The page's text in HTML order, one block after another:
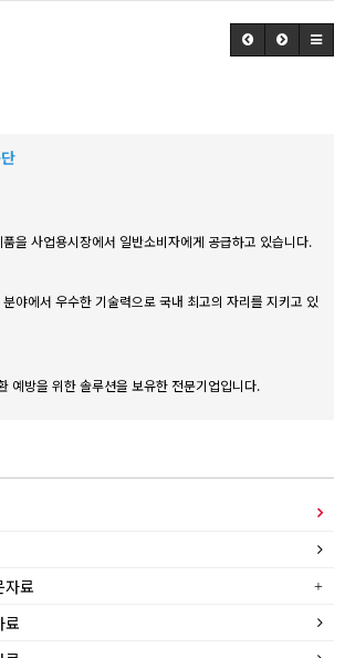
을 사업용시장에서 일반소비자에게 공급하고 있습니다.
야에서 우수한 기술력으로 국내 최고의 자리를 지키고 있
예방을 위한 솔루션을 보유한 전문기업입니다.
자료
료